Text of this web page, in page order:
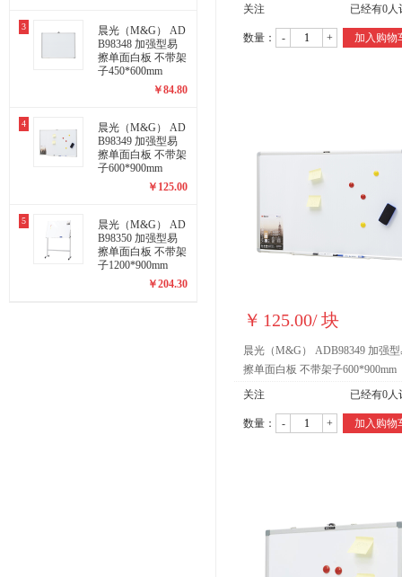
3
晨光（M&G） AD
B98348 加强型易
擦单面白板 不带架
子450*600mm
￥84.80
4
晨光（M&G） AD
B98349 加强型易
擦单面白板 不带架
子600*900mm
￥ 125.00
5
晨光（M&G） AD
B98350 加强型易
擦单面白板 不带架
子1200*900mm
￥204.30
关注
已经有0人
数量： - + 加入购物
￥ 125.00/块
晨光（M&G） ADB98349 加强
擦单面白板 不带架子600*900mm
关注
已经有0人
数量： - + 加入购物